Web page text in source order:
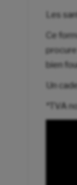
Les
Ce
bien
Un
*TVA